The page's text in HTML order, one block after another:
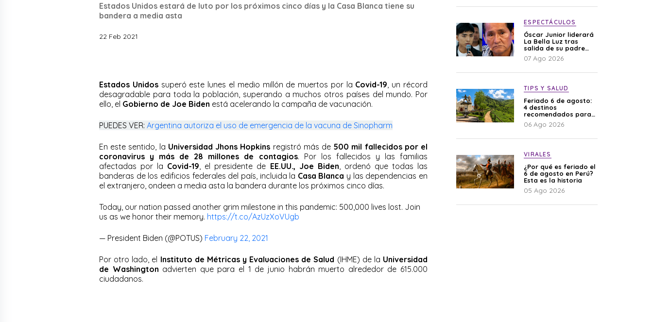
Estados Unidos estará de luto por los próximos cinco días y la Casa Blanca tiene su
bandera a media asta
22 Feb 2021
Estados Unidos superó este lunes el medio millón de muertos por la Covid-19 , un récord
desagradable para toda la población, superando a muchos otros países del mundo. Por
ello, el Gobierno de Joe Biden está acelerando la campaña de vacunación.
PUEDES VER: Argentina autoriza el uso de emergencia de la vacuna de Sinopharm
En este sentido, la Universidad Jhons Hopkins registró más de 500 mil fallecidos por el
coronavirus y más de 28 millones de contagios. Por los fallecidos y las familias
afectadas por la Covid-19 , el presidente de EE.UU., Joe Biden , ordenó que todas las
banderas de los edificios federales del país, incluida la Casa Blanca y las dependencias en
el extranjero, ondeen a media asta la bandera durante los próximos cinco días.
Today, our nation passed another grim milestone in this pandemic: 500,000 lives lost. Join
us as we honor their memory. https://t.co/AzUzXoVUgb
— President Biden (@POTUS) February 22, 2021
Por otro lado, el Instituto de Métricas y Evaluaciones de Salud (IHME) de la Universidad
de Washington advierten que para el 1 de junio habrán muerto alrededor de 615.000
ciudadanos.
ESPECTÁCULOS
Óscar Junior liderará
La Bella Luz tras
salida de su padre
por polémica con
Naldy Saldaña
07 Ago 2026
TIPS Y SALUD
Feriado 6 de agosto:
4 destinos
recomendados para
disfrutar el descanso
06 Ago 2026
VIRALES
¿Por qué es feriado el
6 de agosto en Perú?
Esta es la historia
05 Ago 2026